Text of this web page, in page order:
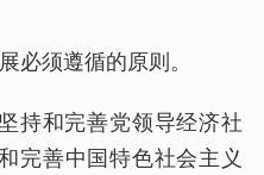
必须遵循的原则。
和完善党领导经济社
完善中国特色社会主义